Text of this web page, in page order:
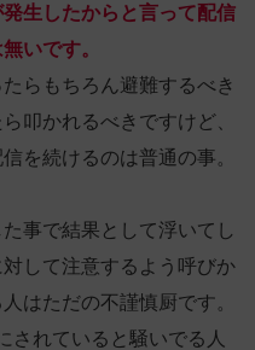
生したからと言って配信
無いです。
らもちろん避難するべき
ら叩かれるべきですけど、
を続けるのは普通の事。
事で結果として浮いてし
して注意するよう呼びか
はただの不謹慎厨です。
されていると騒いでる人